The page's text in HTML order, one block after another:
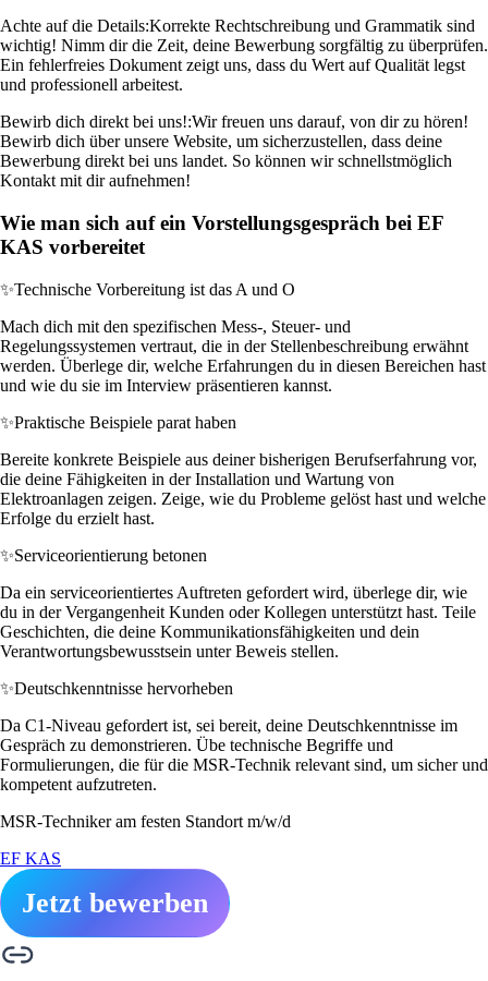
Achte auf die Details:Korrekte Rechtschreibung und Grammatik sind
wichtig! Nimm dir die Zeit, deine Bewerbung sorgfältig zu überprüfen.
Ein fehlerfreies Dokument zeigt uns, dass du Wert auf Qualität legst
und professionell arbeitest.
Bewirb dich direkt bei uns!:Wir freuen uns darauf, von dir zu hören!
Bewirb dich über unsere Website, um sicherzustellen, dass deine
Bewerbung direkt bei uns landet. So können wir schnellstmöglich
Kontakt mit dir aufnehmen!
Wie man sich auf ein Vorstellungsgespräch bei EF
KAS vorbereitet
✨Technische Vorbereitung ist das A und O
Mach dich mit den spezifischen Mess-, Steuer- und
Regelungssystemen vertraut, die in der Stellenbeschreibung erwähnt
werden. Überlege dir, welche Erfahrungen du in diesen Bereichen hast
und wie du sie im Interview präsentieren kannst.
✨Praktische Beispiele parat haben
Bereite konkrete Beispiele aus deiner bisherigen Berufserfahrung vor,
die deine Fähigkeiten in der Installation und Wartung von
Elektroanlagen zeigen. Zeige, wie du Probleme gelöst hast und welche
Erfolge du erzielt hast.
✨Serviceorientierung betonen
Da ein serviceorientiertes Auftreten gefordert wird, überlege dir, wie
du in der Vergangenheit Kunden oder Kollegen unterstützt hast. Teile
Geschichten, die deine Kommunikationsfähigkeiten und dein
Verantwortungsbewusstsein unter Beweis stellen.
✨Deutschkenntnisse hervorheben
Da C1-Niveau gefordert ist, sei bereit, deine Deutschkenntnisse im
Gespräch zu demonstrieren. Übe technische Begriffe und
Formulierungen, die für die MSR-Technik relevant sind, um sicher und
kompetent aufzutreten.
MSR-Techniker am festen Standort m/w/d
EF KAS
Jetzt bewerben